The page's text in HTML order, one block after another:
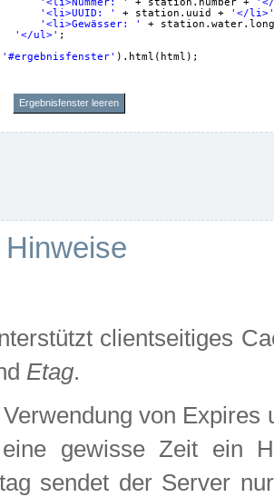
'<li>UUID: '
+ station.uuid +
'</li>'
'<li>Gewässer: '
+
'</ul>' ;
'#ergebnisfenster' ).html(html);
Ergebnisfenster leeren
clientseitiges
Etag.
von
gewisse Zeit ein
sendet der Server